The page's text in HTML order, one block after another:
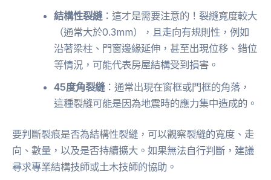
結構性裂縫：這才是需要注意的！裂縫寬度較大
（通常大於0.3mm），且走向有規則性，例如
沿著梁柱、門窗邊緣延伸，甚至出現位移、錯位
等情況，可能代表房屋結構受到損害。
45度角裂縫：通常出現在窗框或門框的角落，
這種裂縫可能是因為地震時的應力集中造成的。
要判斷裂痕是否為結構性裂縫，可以觀察裂縫的寬度、走
向、數量，以及是否持續擴大。如果無法自行判斷，建議
尋求專業結構技師或土木技師的協助。